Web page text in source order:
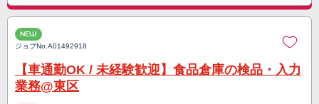
NEW
ジョブNo.A01492918
【車通勤OK / 未経験歓迎】食品倉庫の検品・入力
業務@東区